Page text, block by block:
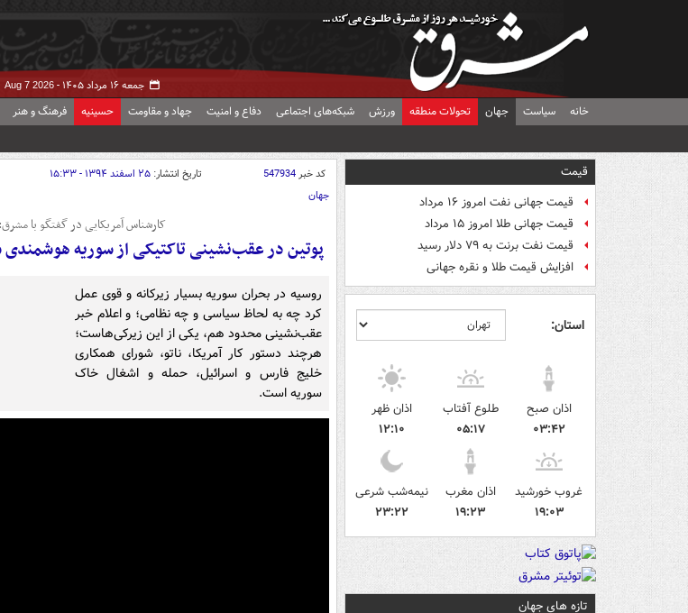
جمعه ۱۶ مرداد ۱۴۰۵ - Aug 7 2026
خانه سیاست جهان تحولات منطقه ورزش شبکه‌های اجتماعی دفاع و امنیت جهاد و مقاومت حسینیه فرهنگ و هنر
قیمت
قیمت جهانی نفت امروز ۱۶ مرداد
قیمت جهانی طلا امروز ۱۵ مرداد
قیمت نفت برنت به ۷۹ دلار رسید
افزایش قیمت طلا و نقره جهانی
استان:
اذان صبح
۰۳:۴۲
طلوع آفتاب
۰۵:۱۷
اذان ظهر
۱۲:۱۰
غروب خورشید
۱۹:۰۳
اذان مغرب
۱۹:۲۳
نیمه‌شب شرعی
۲۳:۲۲
تازه های جهان
کد خبر547934 تاریخ انتشار: ۲۵ اسفند ۱۳۹۴ - ۱۵:۳۳
جهان
کارشناس آمریکایی در گفتگو با مشرق:
پوتین در عقب‌نشینی تاکتیکی از سوریه
روسیه در بحران سوریه بسیار زیرکانه و قوی عمل
کرد چه به لحاظ سیاسی و چه نظامی؛ و اعلام خبر
عقب‌نشینی محدود هم، یکی از این زیرکی‌هاست؛
هرچند دستور کار آمریکا، ناتو، شورای همکاری
خلیج فارس و اسرائیل، حمله و اشغال خاک
سوریه است.